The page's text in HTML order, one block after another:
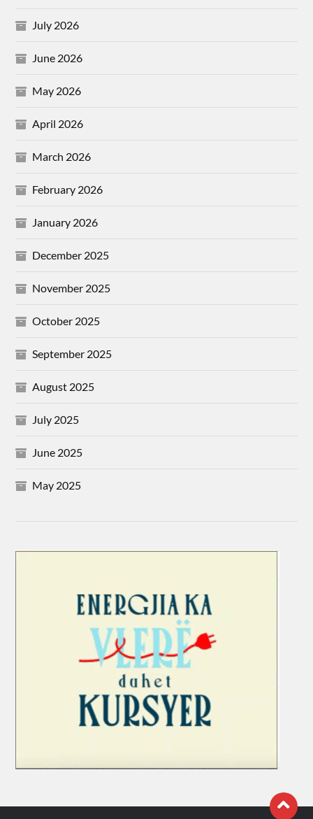
July 2026
June 2026
May 2026
April 2026
March 2026
February 2026
January 2026
December 2025
November 2025
October 2025
September 2025
August 2025
July 2025
June 2025
May 2025